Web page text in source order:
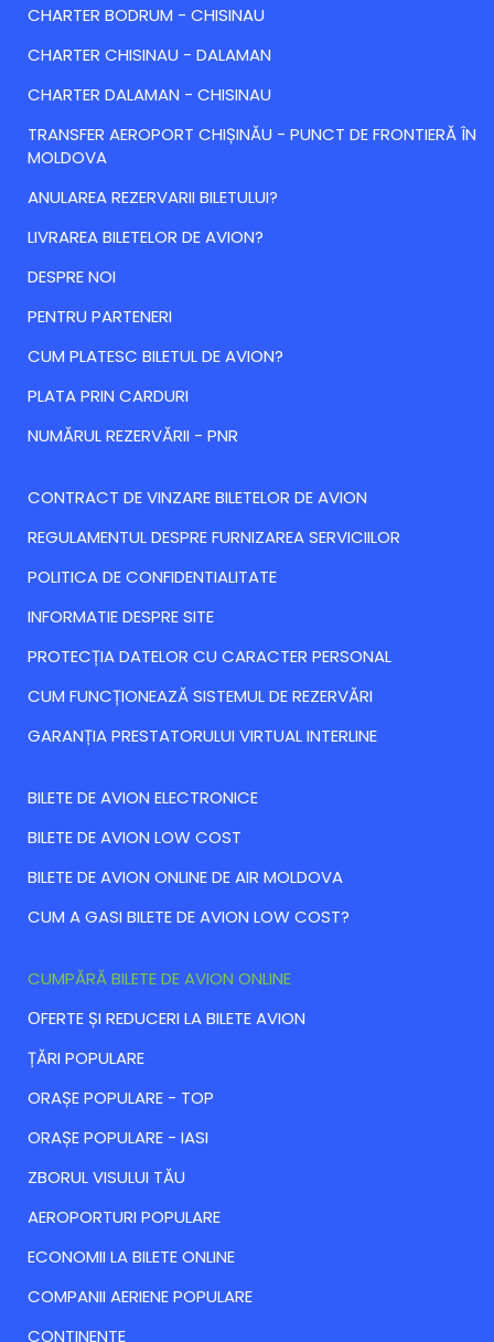
CHARTER BODRUM - CHISINAU
CHARTER CHISINAU - DALAMAN
CHARTER DALAMAN - CHISINAU
TRANSFER AEROPORT CHIȘINĂU - PUNCT DE FRONTIERĂ ÎN
MOLDOVA
ANULAREA REZERVARII BILETULUI?
LIVRAREA BILETELOR DE AVION?
DESPRE NOI
PENTRU PARTENERI
CUM PLATESC BILETUL DE AVION?
PLATA PRIN CARDURI
NUMĂRUL REZERVĂRII - PNR
CONTRACT DE VINZARE BILETELOR DE AVION
REGULAMENTUL DESPRE FURNIZAREA SERVICIILOR
POLITICA DE CONFIDENTIALITATE
INFORMATIE DESPRE SITE
PROTECȚIA DATELOR CU CARACTER PERSONAL
CUM FUNCȚIONEAZĂ SISTEMUL DE REZERVĂRI
GARANȚIA PRESTATORULUI VIRTUAL INTERLINE
BILETE DE AVION ELECTRONICE
BILETE DE AVION LOW COST
BILETE DE AVION ONLINE DE AIR MOLDOVA
CUM A GASI BILETE DE AVION LOW COST?
CUMPĂRĂ BILETE DE AVION ONLINE
ОFERTE ȘI REDUCERI LA BILETE AVION
ȚĂRI POPULARE
ORAȘE POPULARE - TOP
ORAȘE POPULARE - IASI
ZBORUL VISULUI TĂU
AEROPORTURI POPULARE
ECONOMII LA BILETE ONLINE
COMPANII AERIENE POPULARE
CONTINENTE